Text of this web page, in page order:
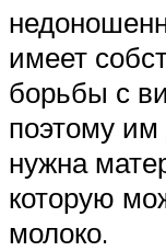
имеет
борьбы с
поэтому
нужна
которую
молоко.